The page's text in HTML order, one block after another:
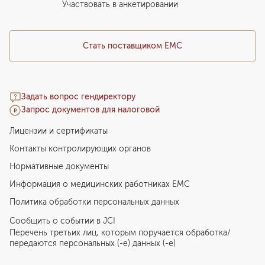
Медицинский туризм
Стать поставщиком ЕМС
Задать вопрос гендиректору
Запрос документов для налоговой
Участвовать в анкетировании
Лицензии и сертификаты
Контакты контролирующих органов
Нормативные документы
Информация о медицинских работниках EMC
Политика обработки персональных данных
Сообщить о событии в JCI
Перечень третьих лиц, которым поручается обработка/
передаются персональных (-е) данных (-е)